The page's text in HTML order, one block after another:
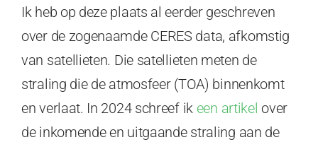
Ik heb op deze plaats al eerder geschreven
over de zogenaamde CERES data, afkomstig
van satellieten. Die satellieten meten de
straling die de atmosfeer (TOA) binnenkomt
en verlaat. In 2024 schreef ik een artikel over
de inkomende en uitgaande straling aan de